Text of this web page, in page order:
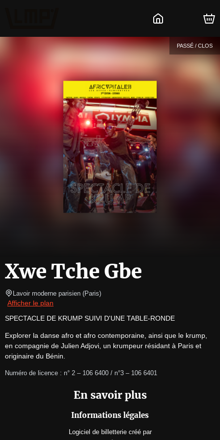
PASSÉ / CLOS
Xwe Tche Gbe
Lavoir moderne parisien (Paris)
Afficher le plan
SPECTACLE DE KRUMP SUIVI D'UNE TABLE-RONDE
Explorer la danse afro et afro contemporaine, ainsi que le krump,
en compagnie de Julien Adjovi, un krumpeur résidant à Paris et
originaire du Bénin.
Numéro de licence : n° 2 – 106 6400 / n°3 – 106 6401
En savoir plus
Informations légales
Logiciel de billetterie créé par